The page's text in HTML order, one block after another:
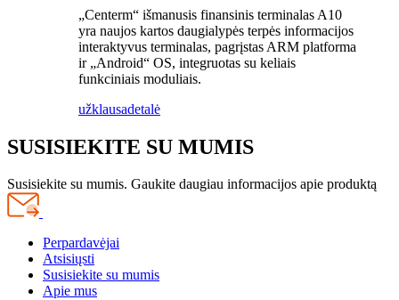
„Centerm“ išmanusis finansinis terminalas A10
yra naujos kartos daugialypės terpės informacijos
interaktyvus terminalas, pagrįstas ARM platforma
ir „Android“ OS, integruotas su keliais
funkciniais moduliais.
užklausadetalė
SUSISIEKITE SU MUMIS
Susisiekite su mumis. Gaukite daugiau informacijos apie produktą
Perpardavėjai
Atsisiųsti
Susisiekite su mumis
Apie mus